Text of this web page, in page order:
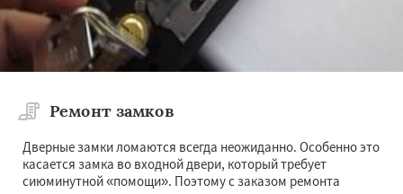
Ремонт замков
Дверные замки ломаются всегда неожиданно. Особенно это
касается замка во входной двери, который требует
сиюминутной «помощи». Поэтому с заказом ремонта